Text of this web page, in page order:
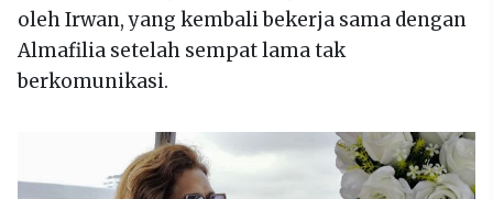
oleh Irwan, yang kembali bekerja sama dengan
Almafilia setelah sempat lama tak
berkomunikasi.